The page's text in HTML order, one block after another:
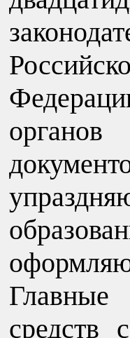
органов
Главные
средств